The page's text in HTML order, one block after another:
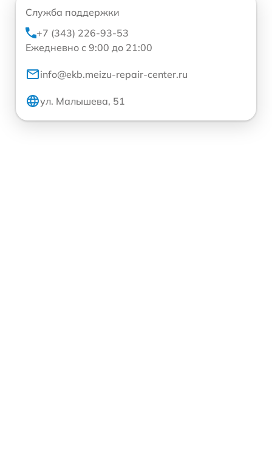
Служба поддержки
+7 (343) 226-93-53
Ежедневно с 9:00 до 21:00
info@ekb.meizu-repair-center.ru
ул. Малышева, 51